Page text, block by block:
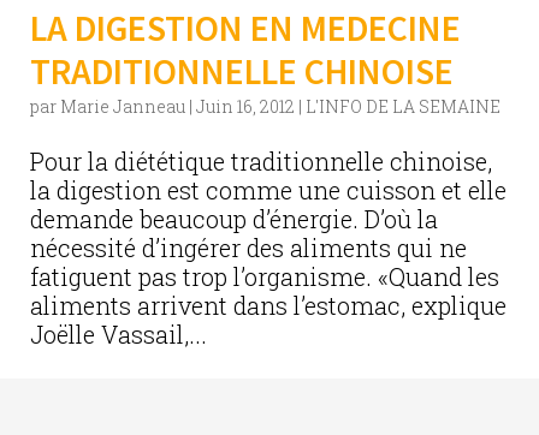
LA DIGESTION EN MEDECINE
TRADITIONNELLE CHINOISE
par Marie Janneau | Juin 16, 2012 | L'INFO DE LA SEMAINE
Pour la diététique traditionnelle chinoise,
la digestion est comme une cuisson et elle
demande beaucoup d’énergie. D’où la
nécessité d’ingérer des aliments qui ne
fatiguent pas trop l’organisme. «Quand les
aliments arrivent dans l’estomac, explique
Joëlle Vassail,...